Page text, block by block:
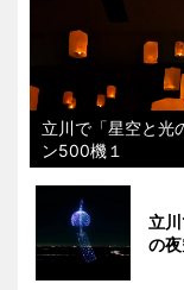
立川で「星空と
ン500機１
立
の